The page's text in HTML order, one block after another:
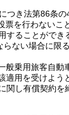
つき法第86条
票を行わないこ
することができ
ない場合に限る
般乗用旅客自動
適用を受けよう
関し有償契約を